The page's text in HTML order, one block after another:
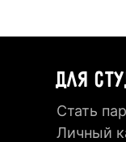
ДЛЯ
Стать
Личный